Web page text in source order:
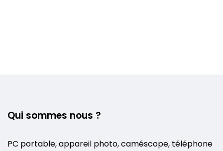
Qui sommes nous ?
PC portable, appareil photo, caméscope, téléphone